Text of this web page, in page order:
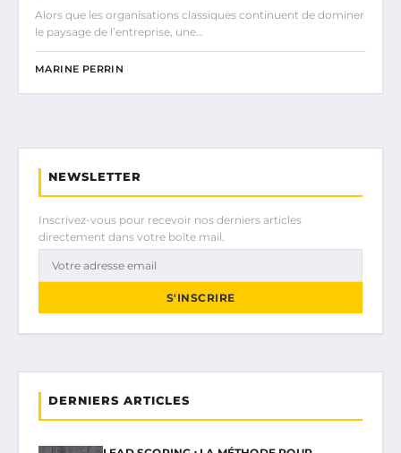
Alors que les organisations classiques continuent de dominer
le paysage de l’entreprise, une…
MARINE PERRIN
NEWSLETTER
Inscrivez-vous pour recevoir nos derniers articles
directement dans votre boîte mail.
S'INSCRIRE
DERNIERS ARTICLES